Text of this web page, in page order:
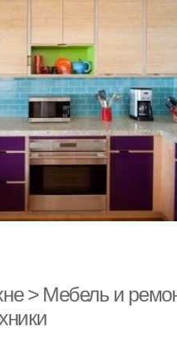
> Мебель и